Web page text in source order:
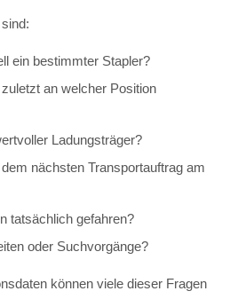
ein bestimmter Stapler?
an welcher Position
Ladungsträger?
nächsten Transportauftrag am
tatsächlich gefahren?
oder Suchvorgänge?
können viele dieser Fragen